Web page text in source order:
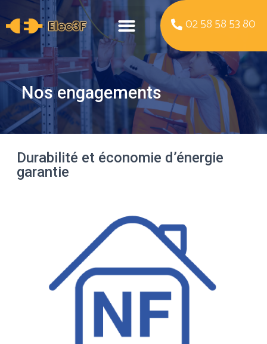
02 58 58 53 80
Nos engagements
Durabilité et économie d’énergie
garantie